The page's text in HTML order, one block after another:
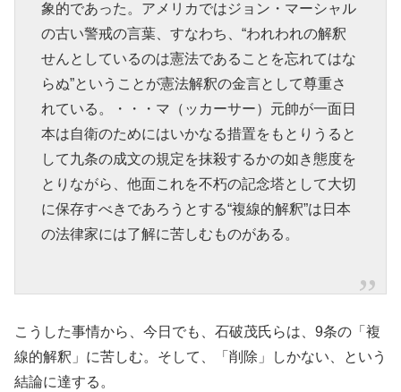
象的であった。アメリカではジョン・マーシャル
の古い警戒の言葉、すなわち、“われわれの解釈
せんとしているのは憲法であることを忘れてはな
らぬ”ということが憲法解釈の金言として尊重さ
れている。・・・マ（ッカーサー）元帥が一面日
本は自衛のためにはいかなる措置をもとりうると
して九条の成文の規定を抹殺するかの如き態度を
とりながら、他面これを不朽の記念塔として大切
に保存すべきであろうとする“複線的解釈”は日本
の法律家には了解に苦しむものがある。
こうした事情から、今日でも、石破茂氏らは、9条の「複
線的解釈」に苦しむ。そして、「削除」しかない、という
結論に達する。